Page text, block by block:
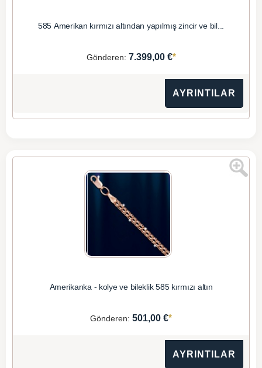
585 Amerikan kırmızı altından yapılmış zincir ve bil...
Gönderen: 7.399,00 €*
AYRINTILAR
Amerikanka - kolye ve bileklik 585 kırmızı altın
Gönderen: 501,00 €*
AYRINTILAR